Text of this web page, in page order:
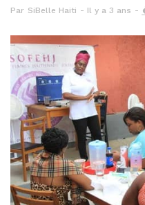
Par SiBelle Haiti Il y a 3 ans